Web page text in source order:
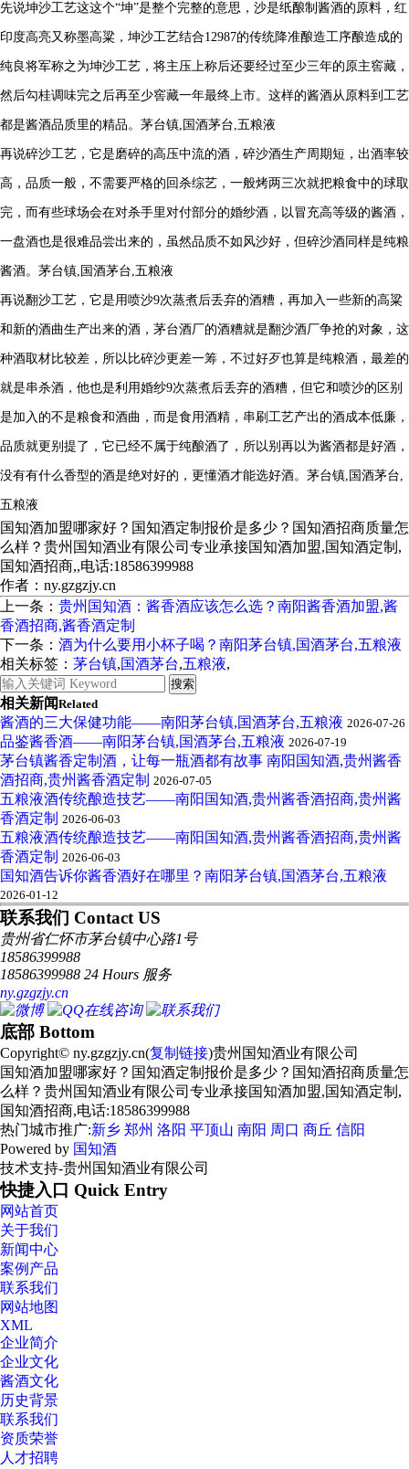
先说坤沙工艺这这个“坤”是整个完整的意思，沙是纸酿制酱酒的原料，红
印度高亮又称墨高粱，坤沙工艺结合12987的传统降准酿造工序酿造成的
纯良将军称之为坤沙工艺，将主压上称后还要经过至少三年的原主窖藏，
然后勾桂调味完之后再至少窖藏一年最终上市。这样的酱酒从原料到工艺
都是酱酒品质里的精品。 茅台镇,国酒茅台,五粮液
再说碎沙工艺，它是磨碎的高压中流的酒，碎沙酒生产周期短，出酒率较
高，品质一般，不需要严格的回杀综艺，一般烤两三次就把粮食中的球取
完，而有些球场会在对杀手里对付部分的婚纱酒，以冒充高等级的酱酒，
一盘酒也是很难品尝出来的，虽然品质不如风沙好，但碎沙酒同样是纯粮
酱酒。 茅台镇,国酒茅台,五粮液
再说翻沙工艺，它是用喷沙9次蒸煮后丢弃的酒糟，再加入一些新的高粱
和新的酒曲生产出来的酒，茅台酒厂的酒糟就是翻沙酒厂争抢的对象，这
种酒取材比较差，所以比碎沙更差一筹，不过好歹也算是纯粮酒，最差的
就是串杀酒，他也是利用婚纱9次蒸煮后丢弃的酒糟，但它和喷沙的区别
是加入的不是粮食和酒曲，而是食用酒精，串刷工艺产出的酒成本低廉，
品质就更别提了，它已经不属于纯酿酒了，所以别再以为酱酒都是好酒，
没有有什么香型的酒是绝对好的，更懂酒才能选好酒。 茅台镇,国酒茅台,
五粮液
国知酒加盟哪家好？国知酒定制报价是多少？国知酒招商质量怎
么样？贵州国知酒业有限公司专业承接国知酒加盟,国知酒定制,
国知酒招商,,电话:18586399988
作者：ny.gzgzjy.cn
上一条： 贵州国知酒：酱香酒应该怎么选？南阳酱香酒加盟,酱
香酒招商,酱香酒定制
下一条： 酒为什么要用小杯子喝？南阳茅台镇,国酒茅台,五粮液
相关标签： 茅台镇,国酒茅台,五粮液,
相关新闻Related
酱酒的三大保健功能——南阳茅台镇,国酒茅台,五粮液 2026-07-26
品鉴酱香酒——南阳茅台镇,国酒茅台,五粮液 2026-07-19
茅台镇酱香定制酒，让每一瓶酒都有故事 南阳国知酒,贵州酱香
酒招商,贵州酱香酒定制 2026-07-05
五粮液酒传统酿造技艺——南阳国知酒,贵州酱香酒招商,贵州酱
香酒定制 2026-06-03
五粮液酒传统酿造技艺——南阳国知酒,贵州酱香酒招商,贵州酱
香酒定制 2026-06-03
国知酒告诉你酱香酒好在哪里？南阳茅台镇,国酒茅台,五粮液
2026-01-12
联系我们 Contact US
贵州省仁怀市茅台镇中心路1号
18586399988
18586399988 24 Hours 服务
ny.gzgzjy.cn
底部 Bottom
Copyright© ny.gzgzjy.cn(复制链接)贵州国知酒业有限公司
国知酒加盟哪家好？国知酒定制报价是多少？国知酒招商质量怎
么样？贵州国知酒业有限公司专业承接国知酒加盟,国知酒定制,
国知酒招商,电话:18586399988
热门城市推广:新乡 郑州 洛阳 平顶山 南阳 周口 商丘 信阳
Powered by 国知酒
技术支持-贵州国知酒业有限公司
快捷入口 Quick Entry
网站首页
关于我们
新闻中心
案例产品
联系我们
网站地图
XML
企业简介
企业文化
酱酒文化
历史背景
联系我们
资质荣誉
人才招聘